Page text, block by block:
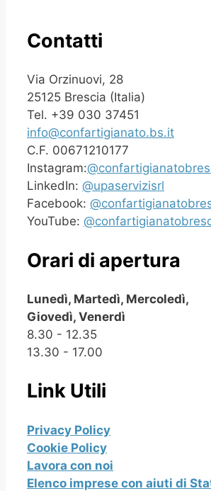
Contatti
Via Orzinuovi, 28
25125 Brescia (Italia)
Tel. +39 030 37451
info@confartigianato.bs.it
C.F. 00671210177
Instagram:
LinkedIn: @upaservizisrl
Facebook:
YouTube:
Orari di apertura
Lunedì, Martedì, Mercoledì,
Giovedì, Venerdì
8.30 - 12.35
13.30 - 17.00
Link Utili
Privacy Policy
Cookie Policy
Lavora con noi
Elenco imprese con aiuti di